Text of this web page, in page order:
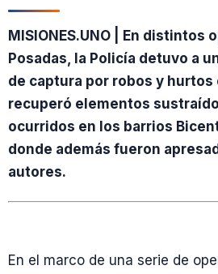
MISIONES.UNO | En distintos
Posadas, la Policía detuvo a
de captura por robos y hurtos
recuperó elementos
ocurridos en los barrios
donde además fueron
autores.
En el marco de una serie de